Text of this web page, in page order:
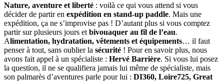
Nature, aventure et liberté : voilà ce qui vous attend si vous
décider de partir en expédition en stand-up paddle. Mais une
expédition, ça ne s’improvise pas ! D’autant plus si vous comptez
partir sur plusieurs jours et bivouaquer au fil de l’eau.
Alimentation, hydratation, vêtements et équipements… il faut
penser à tout, sans oublier la sécurité ! Pour en savoir plus, nous
avons fait appel à un spécialiste : Hervé Barrière. Si vous lui posez
la question, il ne se qualifiera jamais lui même de spécialiste, mais
son palmarès d’aventures parle pour lui : DI360, Loire725, Great